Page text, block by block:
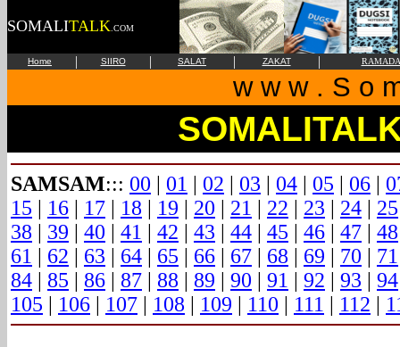
SOMALITALK .COM
Home | SIIRO | SALAT | ZAKAT |
w w w . S o
SAMSAM::: 00 | 01 | 02 | 03 | 04 | 05 | 06 |
15 | 16 | 17 | 18 | 19 | 20 | 21 | 22 | 23 | 24 | 25
38 | 39 | 40 | 41 | 42 | 43 | 44 | 45 | 46 | 47 | 48
61 | 62 | 63 | 64 | 65 | 66 | 67 | 68 | 69 | 70 | 71
84 | 85 | 86 | 87 | 88 | 89 | 90 | 91 | 92 | 93 | 94
105 | 106 | 107 | 108 | 109 | 110 | 111 | 112 |